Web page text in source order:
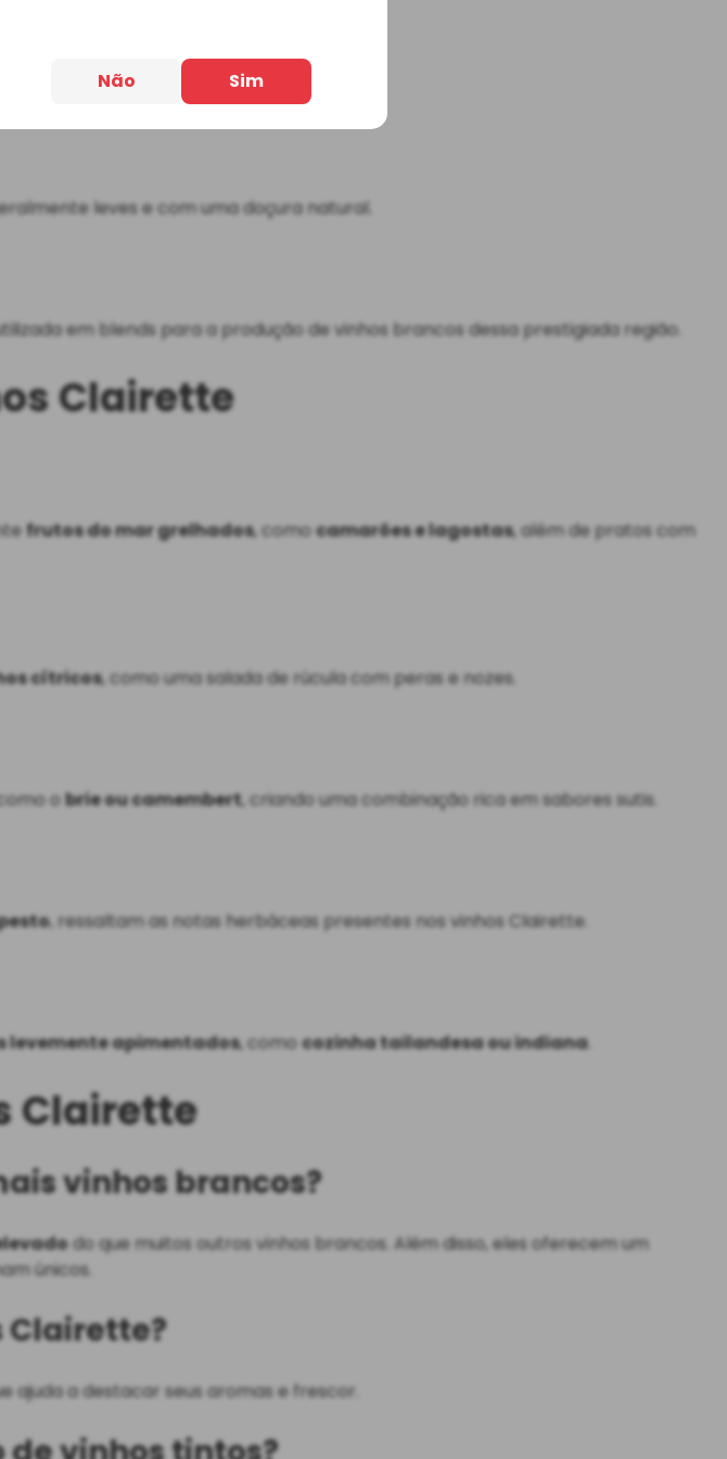
brancos secos e de grande delicadeza.
leves e com uma doçura natural.
em blends para a produção de vinhos brancos dessa prestigiada região.
Clairette
frutos do mar grelhados, comocamarões e lagostas, além de pratos com
cítricos, como uma salada de rúcula com peras e nozes.
obrie ou camembert, criando uma combinação rica em sabores sutis.
, ressaltam as notas herbáceas presentes nos vinhos Clairette.
levemente apimentados, comocozinha tailandesa ou indiana.
Clairette
vinhos brancos?
do que muitos outros vinhos brancos. Além disso, eles oferecem um
únicos.
ajuda a destacar seus aromas e frescor.
Não Sim